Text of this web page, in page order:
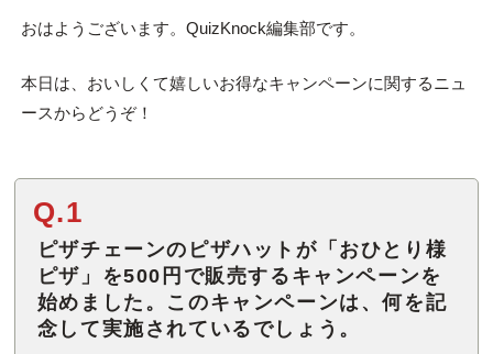
おはようございます。QuizKnock編集部です。
本日は、おいしくて嬉しいお得なキャンペーンに関するニュ
ースからどうぞ！
Q.1
ピザチェーンのピザハットが「おひとり様
ピザ」を500円で販売するキャンペーンを
始めました。このキャンペーンは、何を記
念して実施されているでしょう。